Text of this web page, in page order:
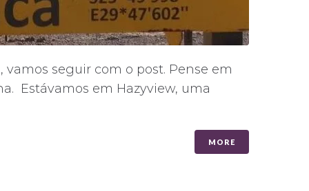
seguir com o post. Pense em
Estávamos em Hazyview, uma
MORE